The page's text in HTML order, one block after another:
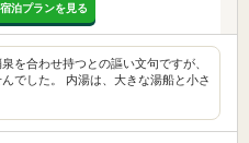
泊プランを見る
を合わせ持つとの謳い文句ですが、
でした。 内湯は、大きな湯船と小さ